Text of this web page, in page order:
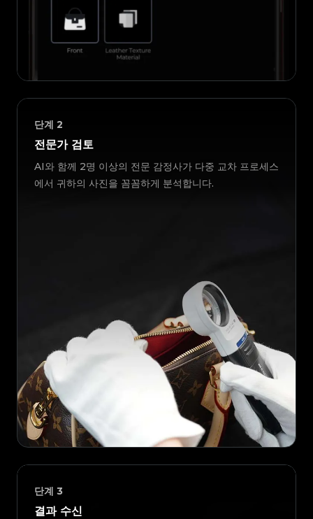
단계 2
전문가 검토
AI와 함께 2명 이상의 전문 감정사가 다중 교차 프로세스
에서 귀하의 사진을 꼼꼼하게 분석합니다.
단계 3
결과 수신